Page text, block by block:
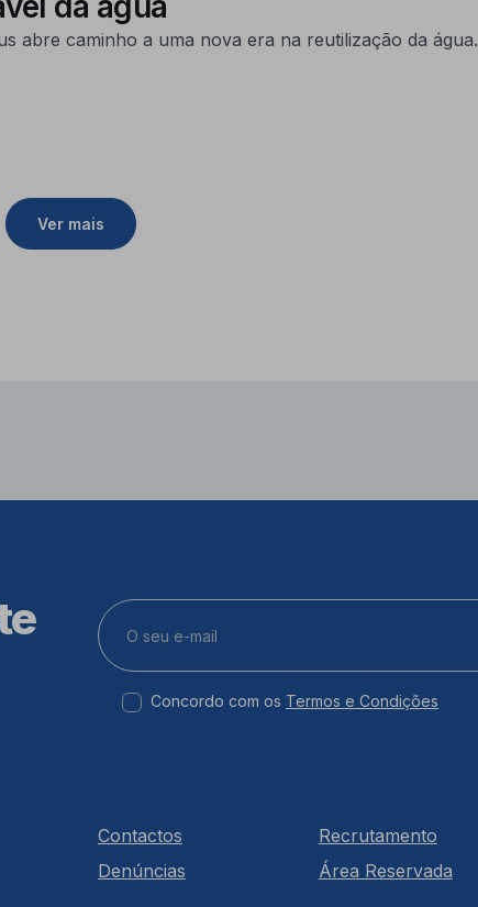
abre caminho a uma nova era na reutilização da água.
Ver mais
Concordo com os Termos e Condições
Contactos
Denúncias
Recrutamento
Área Reservada